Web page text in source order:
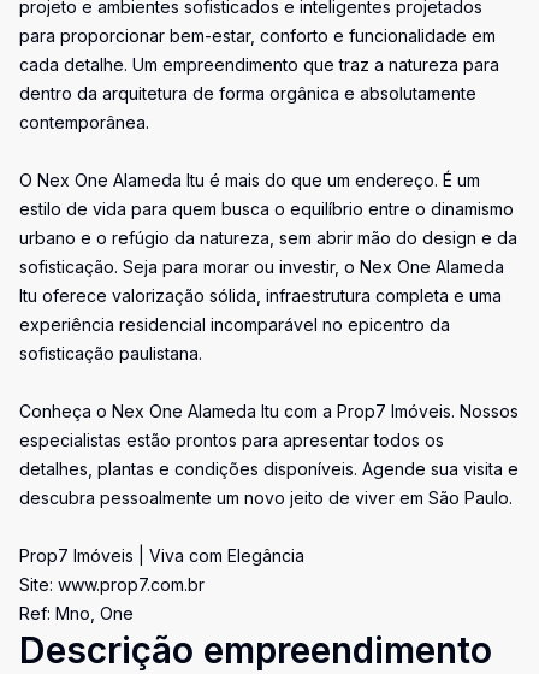
projeto e ambientes sofisticados e inteligentes projetados
para proporcionar bem-estar, conforto e funcionalidade em
cada detalhe. Um empreendimento que traz a natureza para
dentro da arquitetura de forma orgânica e absolutamente
contemporânea.
O Nex One Alameda Itu é mais do que um endereço. É um
estilo de vida para quem busca o equilíbrio entre o dinamismo
urbano e o refúgio da natureza, sem abrir mão do design e da
sofisticação. Seja para morar ou investir, o Nex One Alameda
Itu oferece valorização sólida, infraestrutura completa e uma
experiência residencial incomparável no epicentro da
sofisticação paulistana.
Conheça o Nex One Alameda Itu com a Prop7 Imóveis. Nossos
especialistas estão prontos para apresentar todos os
detalhes, plantas e condições disponíveis. Agende sua visita e
descubra pessoalmente um novo jeito de viver em São Paulo.
Prop7 Imóveis | Viva com Elegância
Site: www.prop7.com.br
Ref: Mno, One
Descrição empreendimento